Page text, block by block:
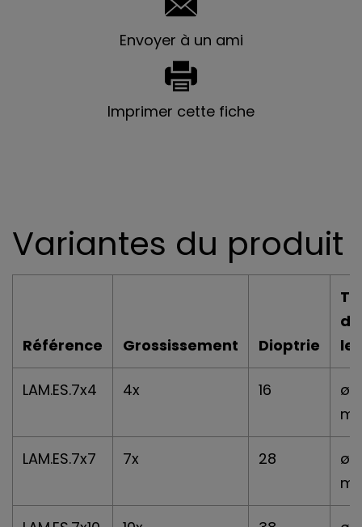
Envoyer à un ami
Imprimer cette fiche
Variantes du produit
Référence Grossissement Dioptrie
de
LAM.ES.7x4 4x 16
ø
LAM.ES.7x7 7x 28
ø